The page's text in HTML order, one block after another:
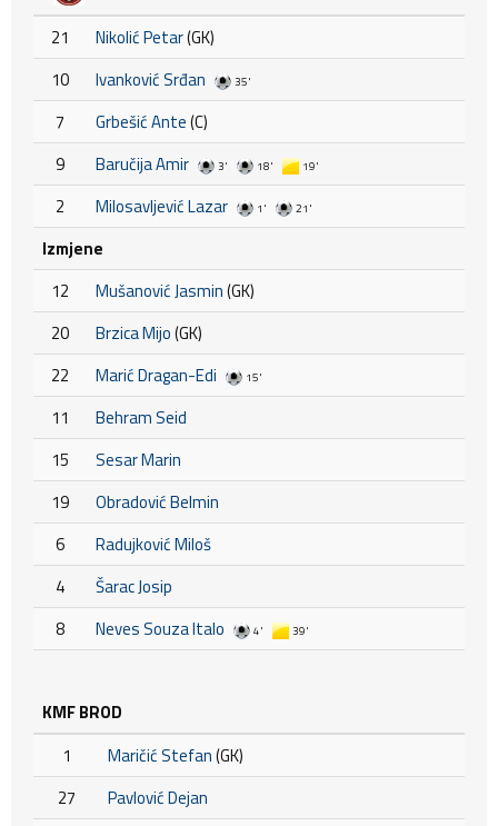
21 Nikolić Petar(GK)
10
Ivanković Srđan 35'
7 Grbešić Ante(C)
9
Baručija Amir 3' 18' 19'
2 Milosavljević Lazar 1' 21'
Izmjene
12
Mušanović Jasmin(GK)
20
Brzica Mijo(GK)
22
Marić Dragan-Edi 15'
11
Behram Seid
15
Sesar Marin
19
Obradović Belmin
6
Radujković Miloš
4
Šarac Josip
8
Neves Souza Italo 4' 39'
KMF BROD
1
Maričić Stefan(GK)
27
Pavlović Dejan